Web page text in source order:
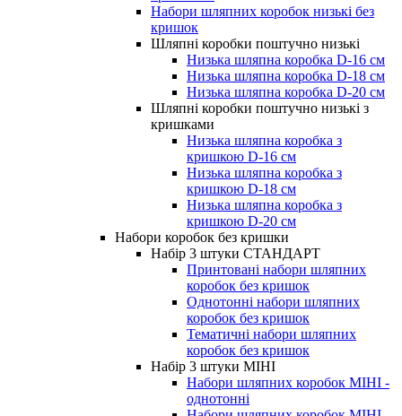
Набори шляпних коробок низькі без
кришок
Шляпні коробки поштучно низькі
Низька шляпна коробка D-16 см
Низька шляпна коробка D-18 см
Низька шляпна коробка D-20 см
Шляпні коробки поштучно низькі з
кришками
Низька шляпна коробка з
кришкою D-16 см
Низька шляпна коробка з
кришкою D-18 см
Низька шляпна коробка з
кришкою D-20 см
Набори коробок без кришки
Набір 3 штуки СТАНДАРТ
Принтовані набори шляпних
коробок без кришок
Однотонні набори шляпних
коробок без кришок
Тематичні набори шляпних
коробок без кришок
Набір 3 штуки МІНІ
Набори шляпних коробок МІНІ -
однотонні